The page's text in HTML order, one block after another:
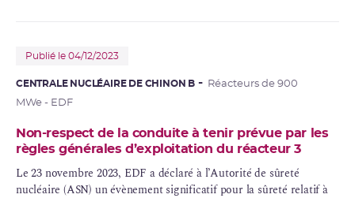
Publié le 04/12/2023
CENTRALE NUCLÉAIRE DE CHINON B
Réacteurs de 900
MWe - EDF
Non-respect de la conduite à tenir prévue par les
règles générales d’exploitation du réacteur 3
Le 23 novembre 2023, EDF a déclaré à l’Autorité de sûreté
nucléaire (ASN) un évènement significatif pour la sûreté relatif à